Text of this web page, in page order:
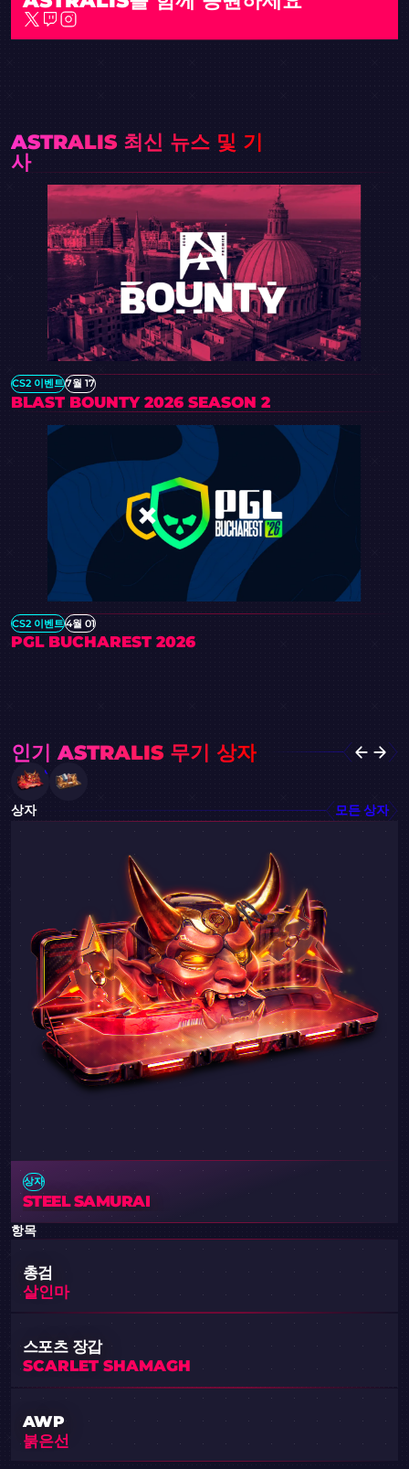
ASTRALIS 최신 뉴스 및 기
사
CS2 이벤트7월 17
BLAST BOUNTY 2026 SEASON 2
CS2 이벤트4월 01
PGL BUCHAREST 2026
인기 ASTRALIS 무기 상자
상자 모든 상자
상자
STEEL SAMURAI
항목
총검
살인마
스포츠 장갑
SCARLET SHAMAGH
AWP
붉은선